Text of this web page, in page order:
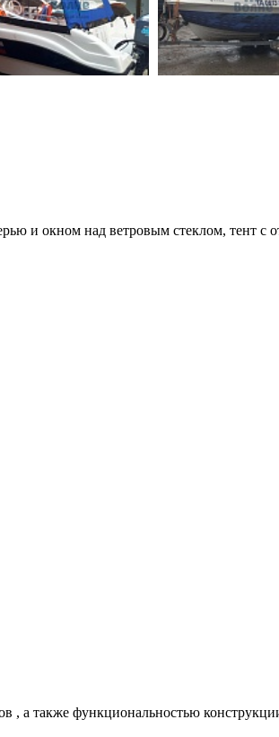
и окном над ветровым стеклом, тент
, а также функциональностью